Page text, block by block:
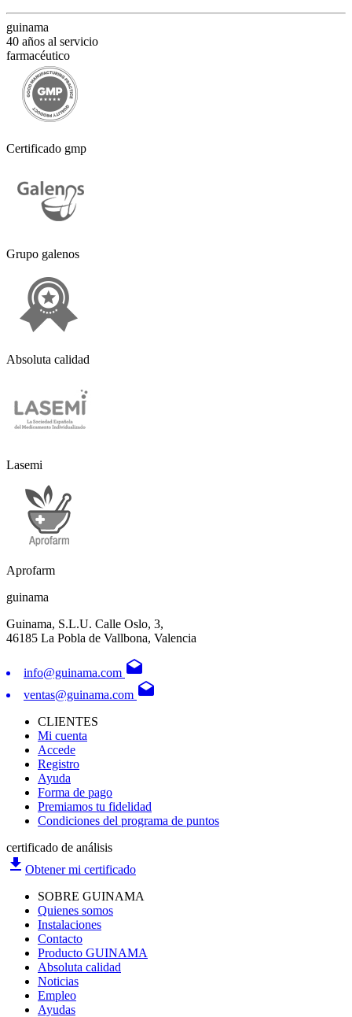
guinama
40 años al servicio
farmacéutico
Certificado gmp
Grupo galenos
Absoluta calidad
Lasemi
Aprofarm
guinama
Guinama, S.L.U. Calle Oslo, 3,
46185 La Pobla de Vallbona, Valencia
info@guinama.com drafts
ventas@guinama.com drafts
CLIENTES
Mi cuenta
Accede
Registro
Ayuda
Forma de pago
Premiamos tu fidelidad
Condiciones del programa de puntos
certificado de análisis
file_download Obtener mi certificado
SOBRE GUINAMA
Quienes somos
Instalaciones
Contacto
Producto GUINAMA
Absoluta calidad
Noticias
Empleo
Ayudas